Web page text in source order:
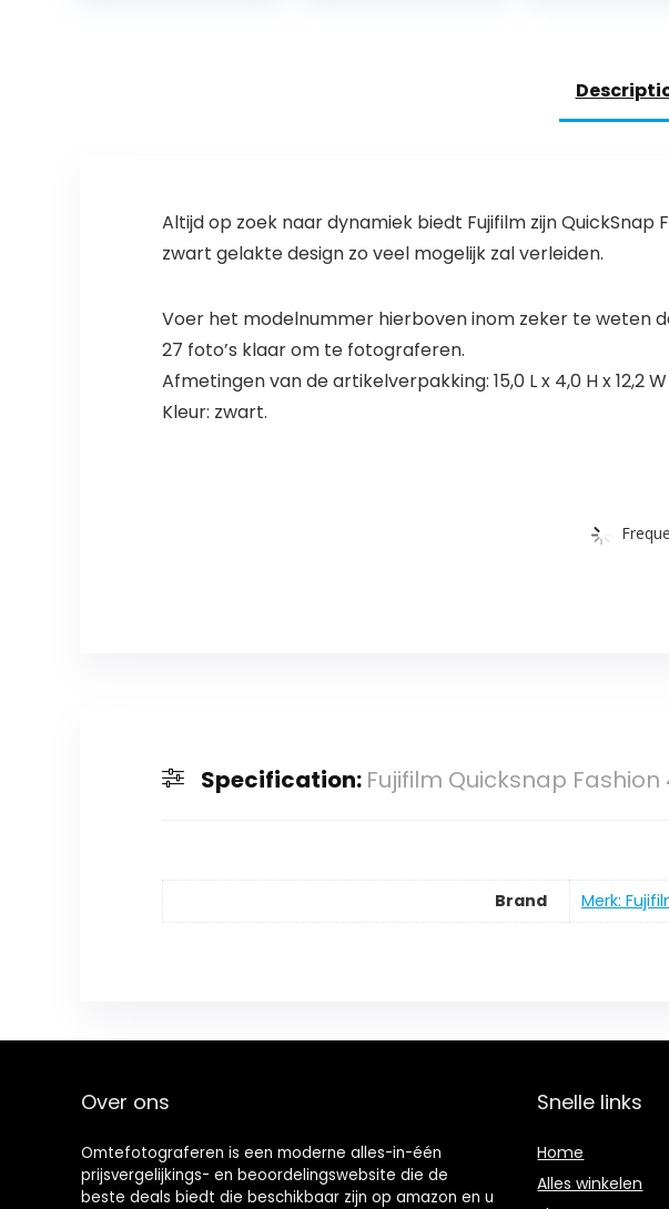
Altijd op zoek naar dynamiek biedt Fujifilm zijn
zwart gelakte design zo veel mogelijk zal verleiden.
Voer het modelnummer hierboven inom zeker te weten
27 foto’s klaar om te fotograferen.
Afmetingen van de artikelverpakking: 15,0 L x 4,0 H x 12,2
Kleur: zwart.
Specification: Fujifilm Quicksnap
Brand Merk:
Over ons
Omtefotograferen is een moderne alles-in-één
prijsvergelijkings- en beoordelingswebsite die de
beste deals biedt die beschikbaar zijn op amazon en u
Snelle links
Home
Alles winkelen